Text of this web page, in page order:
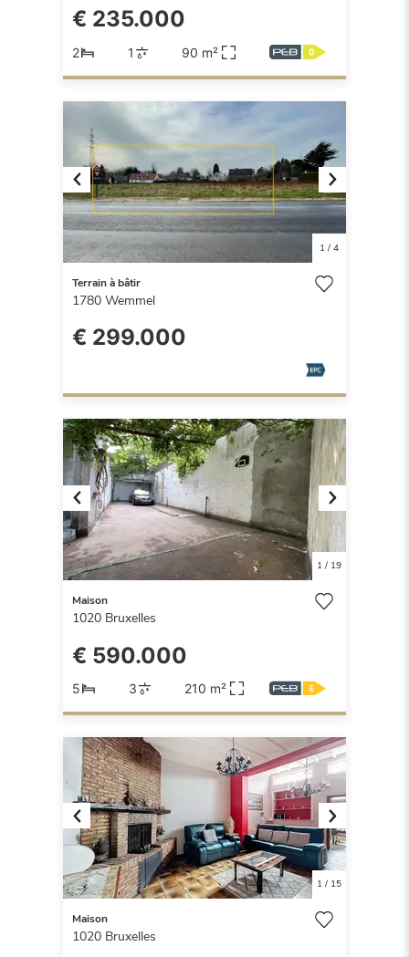
€ 235.000
2 1 90 m²
Previous Next
1/ 4
Terrain à bâtir
1780 Wemmel
€ 299.000
Previous Next
1/ 19
Maison
1020 Bruxelles
€ 590.000
5 3 210 m²
Previous Next
1/ 15
Maison
1020 Bruxelles